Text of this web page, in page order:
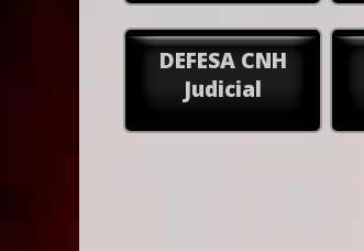
DEFESA CNH
Judicial